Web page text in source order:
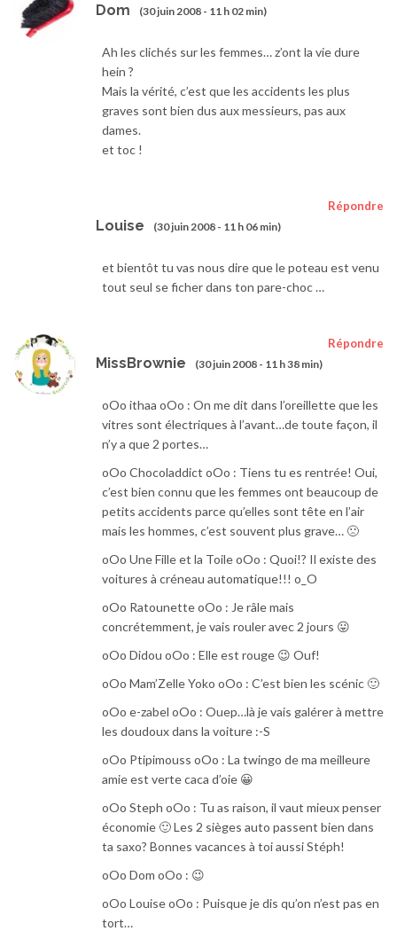
Dom (30 juin 2008 - 11 h 02 min)
Ah les clichés sur les femmes… z’ont la vie dure
hein ?
Mais la vérité, c’est que les accidents les plus
graves sont bien dus aux messieurs, pas aux
dames.
et toc !
Louise (30 juin 2008 - 11 h 06 min)
Répondre
et bientôt tu vas nous dire que le poteau est venu
tout seul se ficher dans ton pare-choc …
MissBrownie (30 juin 2008 - 11 h 38 min)
Répondre
oOo ithaa oOo : On me dit dans l’oreillette que les
vitres sont électriques à l’avant…de toute façon, il
n’y a que 2 portes…
oOo Chocoladdict oOo : Tiens tu es rentrée! Oui,
c’est bien connu que les femmes ont beaucoup de
petits accidents parce qu’elles sont tête en l’air
mais les hommes, c’est souvent plus grave… 🙁
oOo Une Fille et la Toile oOo : Quoi!? Il existe des
voitures à créneau automatique!!! o_O
oOo Ratounette oOo : Je râle mais
concrétemment, je vais rouler avec 2 jours 😛
oOo Didou oOo : Elle est rouge 😉 Ouf!
oOo Mam’Zelle Yoko oOo : C’est bien les scénic 🙂
oOo e-zabel oOo : Ouep…là je vais galérer à mettre
les doudoux dans la voiture :-S
oOo Ptipimouss oOo : La twingo de ma meilleure
amie est verte caca d’oie 😀
oOo Steph oOo : Tu as raison, il vaut mieux penser
économie 🙂 Les 2 sièges auto passent bien dans
ta saxo? Bonnes vacances à toi aussi Stéph!
oOo Dom oOo : 😉
oOo Louise oOo : Puisque je dis qu’on n’est pas en
tort…